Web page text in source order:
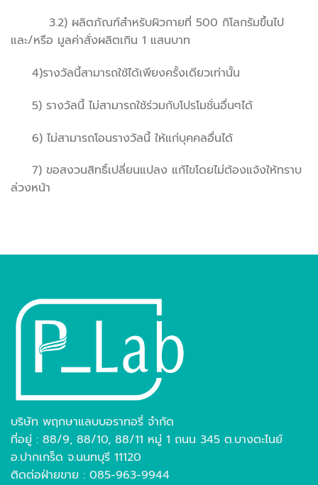
3.2) ผลิตภัณฑ์สำหรับผิวกายที่ 500 กิโลกรัมขึ้นไป
และ/หรือ มูลค่าสั่งผลิตเกิน 1 แสนบาท
4)รางวัลนี้สามารถใช้ได้เพียงครั้งเดียวเท่านั้น
5) รางวัลนี้ ไม่สามารถใช้ร่วมกับโปรโมชั่นอื่นๆได้
6) ไม่สามารถโอนรางวัลนี้ ให้แก่บุคคลอื่นได้
7) ขอสงวนสิทธิ์เปลี่ยนแปลง แก้ไขโดยไม่ต้องแจ้งให้ทราบ
ล่วงหน้า
บริษัท พฤกษาแลบบอราทอรี่ จำกัด
ที่อยู่ : 88/9, 88/10, 88/11 หมู่ 1 ถนน 345 ต.บางตะไนย์
อ.ปากเกร็ด จ.นนทบุรี 11120
ติดต่อฝ่ายขาย : 085-963-9944